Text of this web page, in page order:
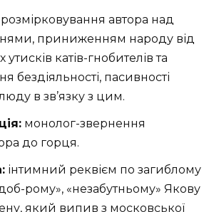
розмірковування автора над
приниженням народу від
катів-гнобителів та
бездіяльності, пасивності
в зв’язку з цим.
монолог-звернення
до горця.
інтимний реквієм по загиблому
рому», «незабутньому» Якову
який випив з московської